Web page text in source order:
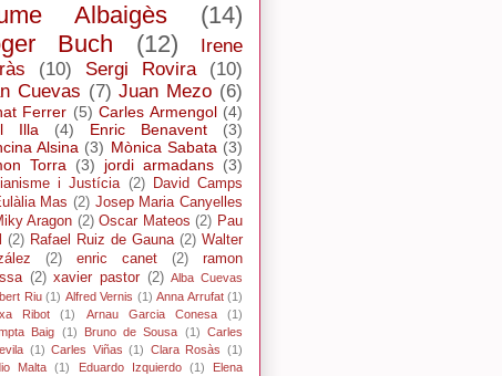
Albaigès
(14)
Buch
(12)
Irene
(10) Sergi Rovira
(10)
Cuevas (7) Juan Mezo (6)
Ferrer (5) Carles Armengol (4)
Illa
(4) Enric Benavent
(3)
Alsina (3) Mònica Sabata (3)
Torra
(3) jordi armadans (3)
i Justícia (2)
David Camps
Mas (2) Josep Maria Canyelles
Aragon (2) Oscar Mateos (2) Pau
(2) Rafael Ruiz de Gauna (2) Walter
(2) enric canet (2)
ramon
(2) xavier pastor (2) Alba Cuevas
Riu (1) Alfred Vernis (1) Anna Arrufat (1)
Ribot
(1) Arnau Garcia Conesa
(1)
Baig (1) Bruno de Sousa (1) Carles
(1) Carles Viñas (1) Clara Rosàs (1)
Malta
(1) Eduardo Izquierdo (1)
Elena